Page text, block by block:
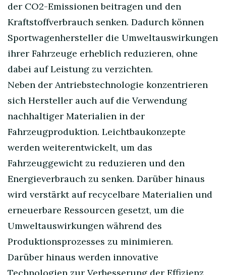
der CO2-Emissionen beitragen und den
Kraftstoffverbrauch senken. Dadurch können
Sportwagenhersteller die Umweltauswirkungen
ihrer Fahrzeuge erheblich reduzieren, ohne
dabei auf Leistung zu verzichten.
Neben der Antriebstechnologie konzentrieren
sich Hersteller auch auf die Verwendung
nachhaltiger Materialien in der
Fahrzeugproduktion. Leichtbaukonzepte
werden weiterentwickelt, um das
Fahrzeuggewicht zu reduzieren und den
Energieverbrauch zu senken. Darüber hinaus
wird verstärkt auf recycelbare Materialien und
erneuerbare Ressourcen gesetzt, um die
Umweltauswirkungen während des
Produktionsprozesses zu minimieren.
Darüber hinaus werden innovative